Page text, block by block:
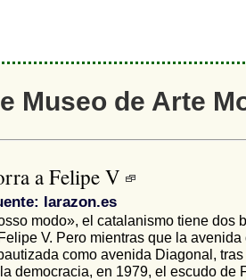
Museo de Arte
a Felipe V
larazon.es
modo», el catalanismo tiene dos
V. Pero mientras que la avenida
como avenida Diagonal, tras
democracia, en 1979, el escudo de